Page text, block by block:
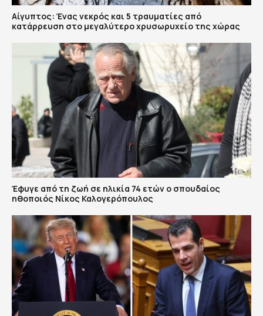
Αίγυπτος: Ένας νεκρός και 5 τραυματίες από
κατάρρευση στο μεγαλύτερο χρυσωρυχείο της χώρας
Έφυγε από τη ζωή σε ηλικία 74 ετών ο σπουδαίος
ηθοποιός Νίκος Καλογερόπουλος